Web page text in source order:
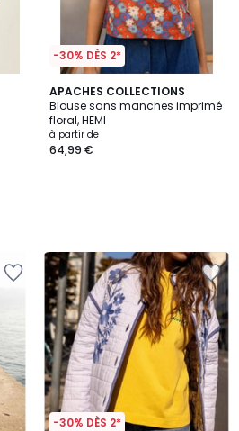
-30% DÈS 2*
APACHES COLLECTIONS
Blouse sans manches imprimé
floral, HEMI
à partir de
64,99 €
-30% DÈS 2*